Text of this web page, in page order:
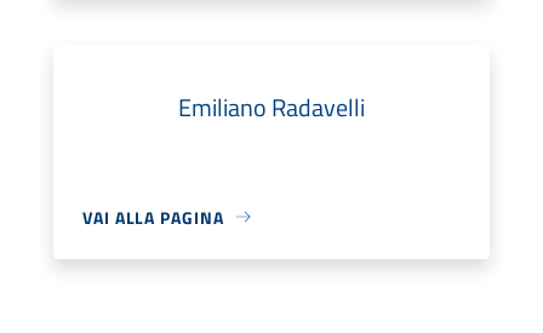
Emiliano Radavelli
VAI ALLA PAGINA